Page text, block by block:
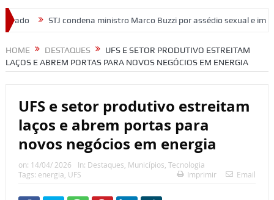
ministro Marco Buzzi por assédio sexual e importunação
HOME DESTAQUES
UFS E SETOR PRODUTIVO ESTREITAM
LAÇOS E ABREM PORTAS PARA NOVOS NEGÓCIOS EM ENERGIA
UFS e setor produtivo estreitam
laços e abrem portas para
novos negócios em energia
on: 14/04/ 2026 In: Destaques, Municípios, Tecnologia
Tags: energia, UFS Imprimir Email